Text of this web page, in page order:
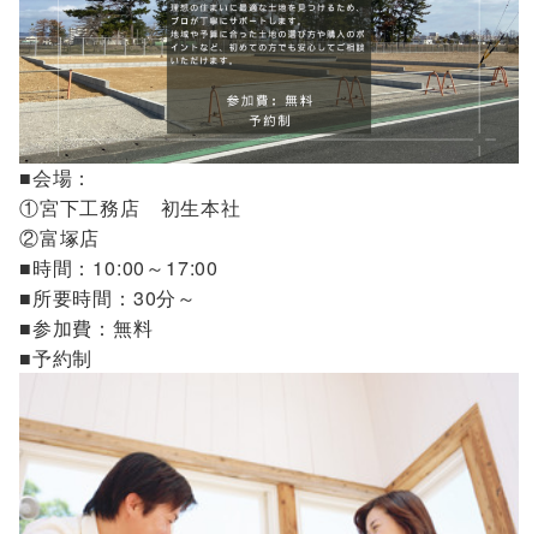
■会場：
①宮下工務店 初生本社
②富塚店
■時間：10:00～17:00
■所要時間：30分～
■参加費：無料
■予約制